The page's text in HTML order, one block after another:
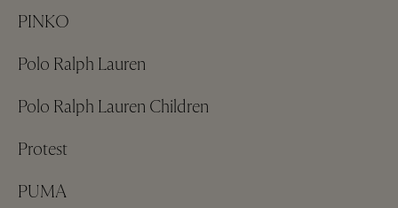
PINKO
Polo Ralph Lauren
Polo Ralph Lauren Children
Protest
PUMA